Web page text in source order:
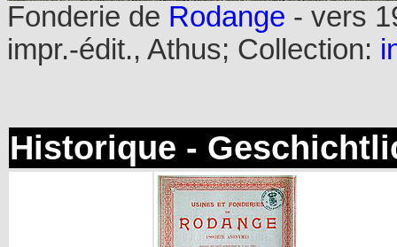
Fonderie de Rodange - vers
impr.-édit., Athus; Collection:
Historique -